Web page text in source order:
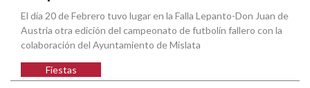
El día 20 de Febrero tuvo lugar en la Falla Lepanto-Don Juan de
Austria otra edición del campeonato de futbolín fallero con la
colaboración del Ayuntamiento de Mislata
Fiestas